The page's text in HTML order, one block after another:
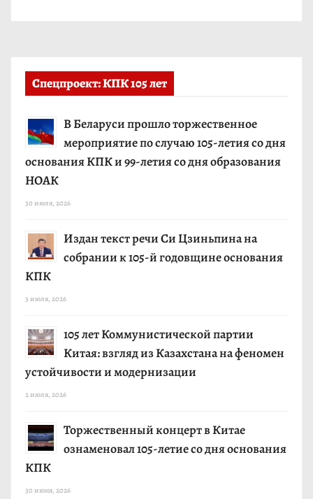
Спецпроект: КПК 105 лет
В Беларуси прошло торжественное
мероприятие по случаю 105-летия со дня
основания КПК и 99-летия со дня образования
НОАК
30 июля, 2026
Издан текст речи Си Цзиньпина на
собрании к 105-й годовщине основания
КПК
3 июля, 2026
105 лет Коммунистической партии
Китая: взгляд из Казахстана на феномен
устойчивости и модернизации
2 июля, 2026
Торжественный концерт в Китае
ознаменовал 105-летие со дня основания
КПК
30 июня, 2026